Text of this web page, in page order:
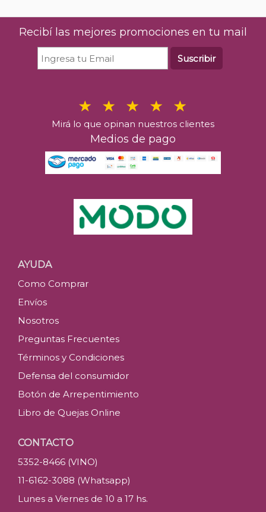
Recibí las mejores promociones en tu mail
Suscribir
Mirá lo que opinan nuestros clientes
Medios de pago
AYUDA
Como Comprar
Envíos
Nosotros
Preguntas Frecuentes
Términos y Condiciones
Defensa del consumidor
Botón de Arrepentimiento
Libro de Quejas Online
CONTACTO
5352-8466 (VINO)
11-6162-3088 (Whatsapp)
Lunes a Viernes de 10 a 17 hs.